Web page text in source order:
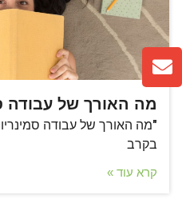
מה האורך של עבודה
"מה האורך של עבודה
בקרב
קרא עוד »